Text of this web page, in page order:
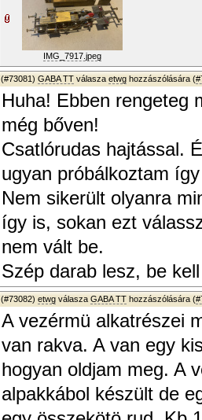
IMG_7917.jpeg
(#73081) GABA TT válasza etwg hozzászólására (
Huha! Ebben rengeteg
még bőven!
Csatlórudas hajtással.
ugyan próbálkoztam
Nem sikerült olyanra
így is, sokan ezt
nem vált be.
Szép darab lesz, be
(#73082) etwg válasza GABA TT hozzászólására (
A vezérmü alkatrészei
van rakva. A van egy
hogyan oldjam meg. A
alpakkábol készült de